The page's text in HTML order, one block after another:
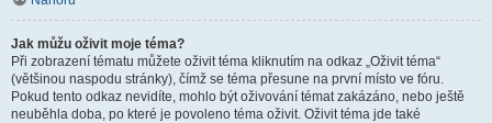
Jak můžu oživit moje téma?
Při zobrazení tématu můžete oživit téma kliknutím na odkaz „Oživit téma“
(většinou naspodu stránky), čímž se téma přesune na první místo ve fóru.
Pokud tento odkaz nevidíte, mohlo být oživování témat zakázáno, nebo ještě
neuběhla doba, po které je povoleno téma oživit. Oživit téma jde také